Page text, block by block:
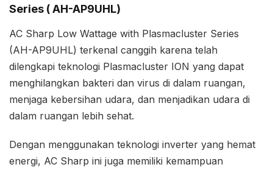
Series ( AH-AP9UHL)
AC Sharp Low Wattage with Plasmacluster Series
(AH-AP9UHL) terkenal canggih karena telah
dilengkapi teknologi Plasmacluster ION yang dapat
menghilangkan bakteri dan virus di dalam ruangan,
menjaga kebersihan udara, dan menjadikan udara di
dalam ruangan lebih sehat.
Dengan menggunakan teknologi inverter yang hemat
energi, AC Sharp ini juga memiliki kemampuan